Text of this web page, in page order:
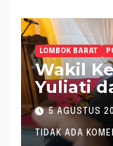
LOMBOK BARAT
Wakil
Yuliati
Golkar
5 AGUSTUS
TIDAK ADA